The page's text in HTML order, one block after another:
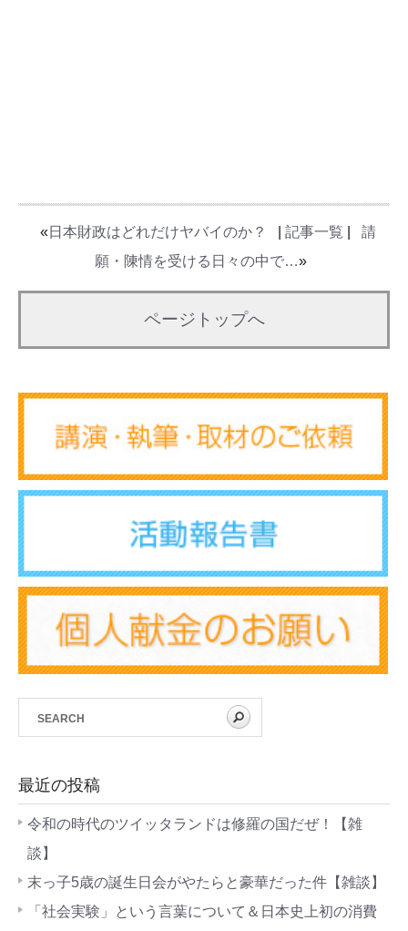
« 日本財政はどれだけヤバイのか？ 記事一覧
請
願・陳情を受ける日々の中で…»
ページトップへ
最近の投稿
令和の時代のツイッタランドは修羅の国だぜ！【雑
談】
末っ子5歳の誕生日会がやたらと豪華だった件【雑談】
「社会実験」という言葉について＆日本史上初の消費